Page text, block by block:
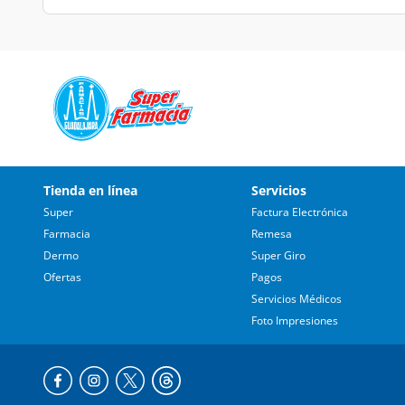
Tienda en línea
Super
Farmacia
Dermo
Ofertas
Servicios
Factura Electrónica
Remesa
Super Giro
Pagos
Servicios Médicos
Foto Impresiones